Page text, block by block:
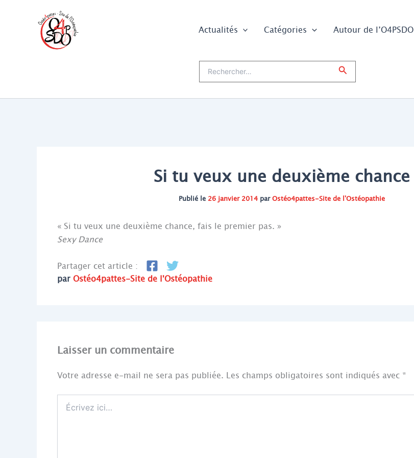
Actualités Catégories Autour de l’O4PSDO
Rechercher
Si tu veux une deuxième chance
Publié le 26 janvier 2014 parOstéo4pattes-Site de l'Ostéopathie
« Si tu veux une deuxième chance, fais le premier pas. »
Sexy Dance
Partager cet article :
par Ostéo4pattes-Site de l'Ostéopathie
Laisser un commentaire
Votre adresse e-mail ne sera pas publiée. Les champs obligatoires sont indiqués avec *
Écrivez
ici…